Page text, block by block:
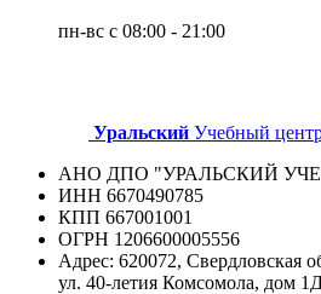
пн-вс с 08:00 - 21:00
Уральский Учебный
АНО ДПО "УРАЛЬСКИЙ
ИНН 6670490785
КПП 667001001
ОГРН 1206600005556
Адрес: 620072, Свердловская
ул. 40-летия Комсомола, дом